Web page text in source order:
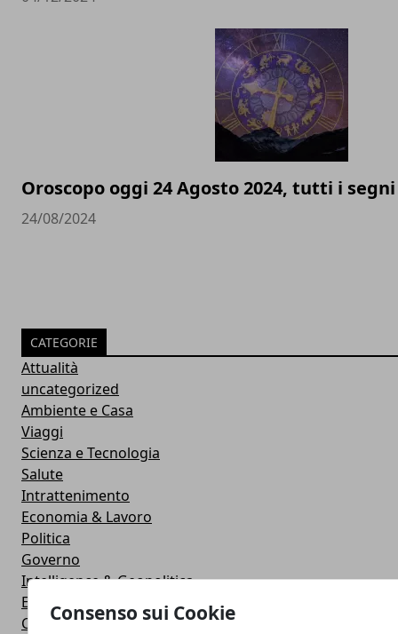
Consenso sui Cookie
Oroscopo oggi 24 Agosto 2024, tutti i segni
24/08/2024
CATEGORIE
Attualità
uncategorized
Ambiente e Casa
Viaggi
Scienza e Tecnologia
Salute
Intrattenimento
Economia & Lavoro
Politica
Governo
Intelligence & Geopolitica
Esteri
Cultura & Società